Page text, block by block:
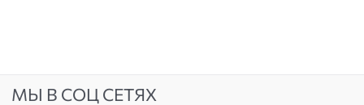
МЫ В СОЦ СЕТЯХ